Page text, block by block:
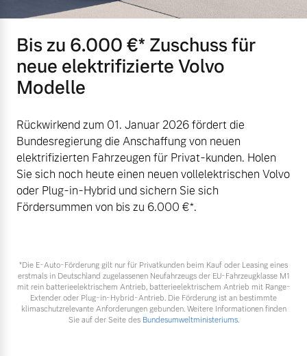
Versicherung
Bis zu 6.000 €⁠* Zuschuss für
neue elektrifizierte Volvo
Modelle
Rückwirkend zum 01. Januar 2026 fördert die
Bundesregierung die Anschaffung von neuen
elektrifizierten Fahrzeugen für Privat-kunden. Holen
Sie sich noch heute einen neuen vollelektrischen Volvo
oder Plug-in-Hybrid und sichern Sie sich
Fördersummen von bis zu 6.000 €⁠*.
*Die E‑Auto-Förderung gilt nur für Privatkunden beim Kauf oder Leasing eines
erstmals in Deutschland zugelassenen Neufahrzeugs der EU-Fahrzeugklasse M1
mit rein batterieelektrischem Antrieb, batterieelektrischem Antrieb mit Range-
Extender oder Plug-in-Hybrid-Antrieb. Die Förderung ist an bestimmte
klimaschutzrelevante Anforderungen gebunden. Weitere Informationen finden
Sie auf der Seite des Bundesumweltministeriums.